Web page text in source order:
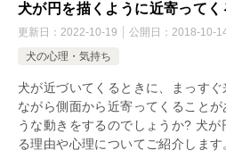
犬が円を描くように近寄って
更新日： 2022-10-19 公開日： 2018-10-
犬の心理・気持ち
犬が近づいてくるときに、まっす
ながら側面から近寄ってくること
うな動きをするのでしょうか? 犬が
る理由や心理についてご紹介します